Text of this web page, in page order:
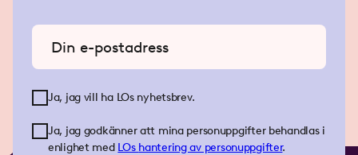
Ange din e-postadress
Ja, jag vill ha LOs nyhetsbrev.
Ja, jag godkänner att mina personuppgifter behandlas i
enlighet med LOs hantering av personuppgifter.